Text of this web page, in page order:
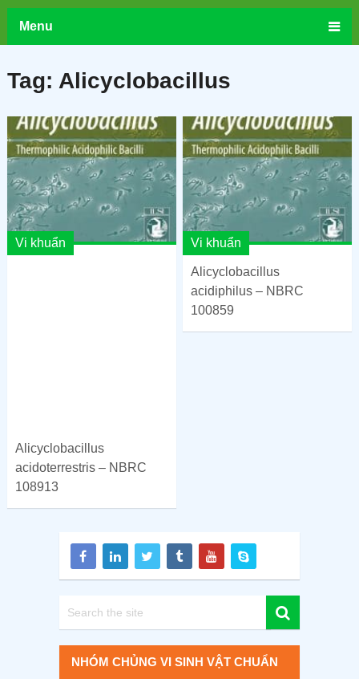
Menu
Tag: Alicyclobacillus
Vi khuẩn
Alicyclobacillus
acidoterrestris – NBRC
108913
Vi khuẩn
Alicyclobacillus
acidiphilus – NBRC
100859
NHÓM CHỦNG VI SINH VẬT CHUẨN